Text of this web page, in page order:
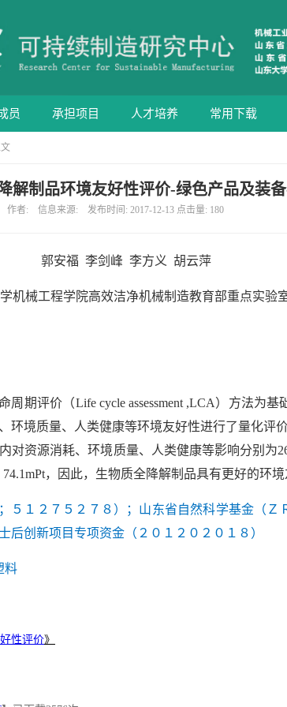
员 承担项目 人才培养 常用下载
解制品环境友好性评价-绿色产品及装
作者: 信息来源: 发布时间: 2017-12-13 点击量: 180
郭安福 李剑峰 李方义 胡云萍
机械工程学院高效洁净机械制造教育部重点实验
期评价（Life cycle assessment ,LCA）方法为
环境质量、人类健康等环境友好性进行了量化评
资源消耗、环境质量、人类健康等影响分别为
，因此，生物质全降解制品具有更好的环境
５１２７５２７８）；山东省自然科学基金（
创新项目专项资金（２０１２０２０１８）
料
性评价》